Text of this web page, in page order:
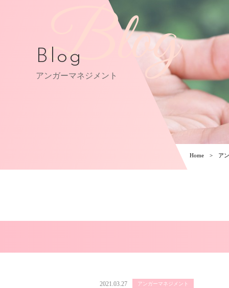
Blog
Blog
アンガーマネジメント
Home ア
2021.03.27 アンガーマネジメント